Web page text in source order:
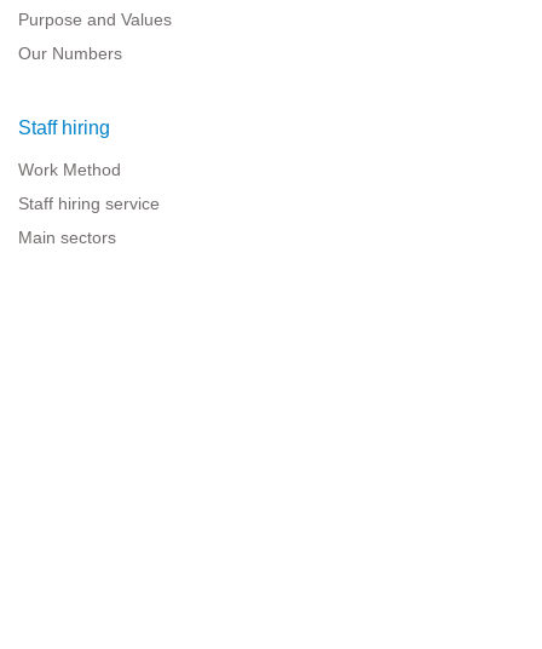
Purpose and Values
Our Numbers
Staff hiring
Work Method
Staff hiring service
Main sectors